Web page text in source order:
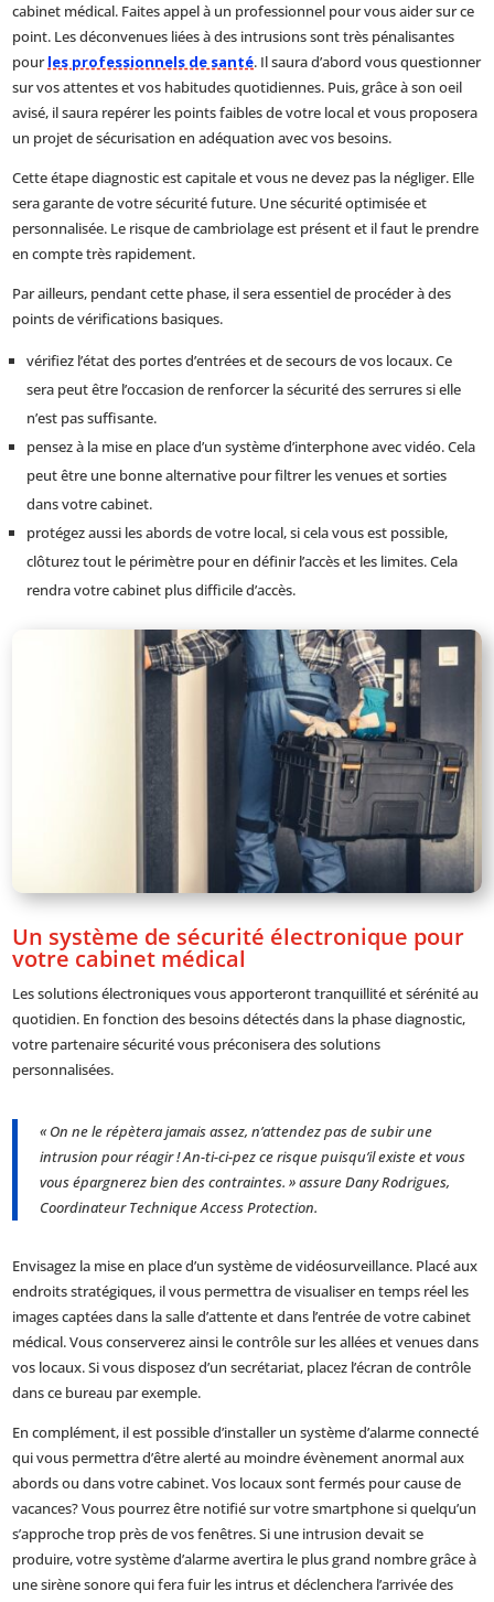
cabinet médical. Faites appel à un professionnel pour vous aider sur ce
point. Les déconvenues liées à des intrusions sont très pénalisantes
pourles professionnels de santé. Il saura d’abord vous questionner
sur vos attentes et vos habitudes quotidiennes. Puis, grâce à son oeil
avisé, il saura repérer les points faibles de votre local et vous proposera
un projet de sécurisation en adéquation avec vos besoins.
Cette étape diagnostic est capitale et vous ne devez pas la négliger. Elle
sera garante de votre sécurité future. Une sécurité optimisée et
personnalisée. Le risque de cambriolage est présent et il faut le prendre
en compte très rapidement.
Par ailleurs, pendant cette phase, il sera essentiel de procéder à des
points de vérifications basiques.
vérifiez l’état des portes d’entrées et de secours de vos locaux. Ce
sera peut être l’occasion de renforcer la sécurité des serrures si elle
n’est pas suffisante.
pensez à la mise en place d’un système d’interphone avec vidéo. Cela
peut être une bonne alternative pour filtrer les venues et sorties
dans votre cabinet.
protégez aussi les abords de votre local, si cela vous est possible,
clôturez tout le périmètre pour en définir l’accès et les limites. Cela
rendra votre cabinet plus difficile d’accès.
Un système de sécurité électronique pour
votre cabinet médical
Les solutions électroniques vous apporteront tranquillité et sérénité au
quotidien. En fonction des besoins détectés dans la phase diagnostic,
votre partenaire sécurité vous préconisera des solutions
personnalisées.
« On ne le répètera jamais assez, n’attendez pas de subir une
intrusion pour réagir ! An-ti-ci-pez ce risque puisqu’il existe et vous
vous épargnerez bien des contraintes. » assure Dany Rodrigues,
Coordinateur Technique Access Protection.
Envisagez la mise en place d’un système de vidéosurveillance. Placé aux
endroits stratégiques, il vous permettra de visualiser en temps réel les
images captées dans la salle d’attente et dans l’entrée de votre cabinet
médical. Vous conserverez ainsi le contrôle sur les allées et venues dans
vos locaux. Si vous disposez d’un secrétariat, placez l’écran de contrôle
dans ce bureau par exemple.
En complément, il est possible d’installer un système d’alarme connecté
qui vous permettra d’être alerté au moindre évènement anormal aux
abords ou dans votre cabinet. Vos locaux sont fermés pour cause de
vacances? Vous pourrez être notifié sur votre smartphone si quelqu’un
s’approche trop près de vos fenêtres. Si une intrusion devait se
produire, votre système d’alarme avertira le plus grand nombre grâce à
une sirène sonore qui fera fuir les intrus et déclenchera l’arrivée des